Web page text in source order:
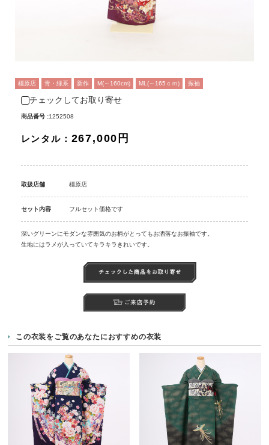
橿原店 青・緑系 新作 M(～160cm) ML(～165ｃｍ) 振袖
チェックしてお取り寄せ
商品番号 :1252508
レンタル： 267,000円
取扱店舗 橿原店
セット内容 フルセット価格です
深いグリーンにモダンな雰囲気のお柄がとってもお洒落なお振袖です。
生地にはラメが入っていてキラキラきれいです。
この衣装をご覧のあなたにおすすめの衣装